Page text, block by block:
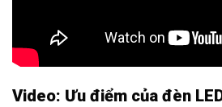
Video: Ưu điểm của đèn